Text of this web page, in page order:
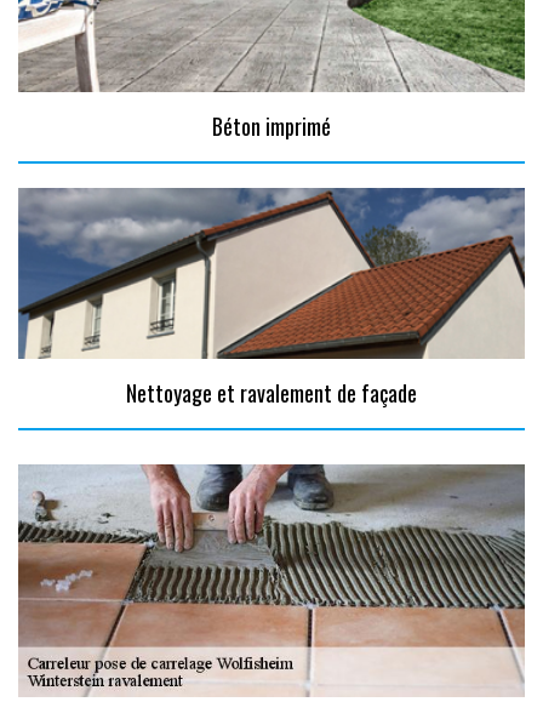
Béton imprimé
Nettoyage et ravalement de façade